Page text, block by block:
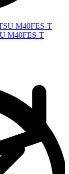
M40FES-T